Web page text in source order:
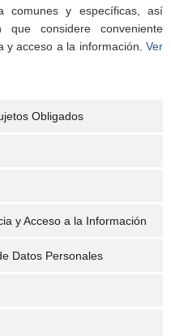
comunes y específicas, así
que considere conveniente
y acceso a la información. Ver
Obligados
y Acceso a la Información
Datos Personales